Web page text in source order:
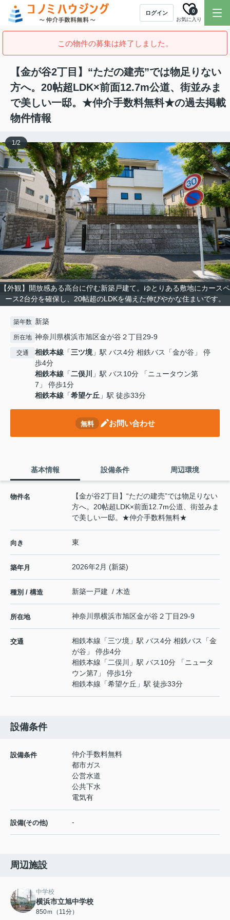
ログイン
お気に入り
0
この物件の募集は終了しました。
【金が谷2丁目】“ただの建売”では物足りない
方へ。20帖超LDK×前面12.7m公道、街並みま
で美しい一邸。★仲介手数料無料★の過去掲載
物件情報
【外観】開放感ある高台に佇む新築戸建て。ゆとりある敷地にカースペ
ース2台分を確保し、20帖超のLDKを備えた伸びやかな住まいです。
1/2
築年数 新築
所在地 神奈川県横浜市旭区金が谷２丁目29-9
交通 相鉄本線 「三ツ境」駅 バス4分 相鉄バス「金が谷」 停
歩4分
相鉄本線 「二俣川
」駅 バス10分 「ニュータウン第
7」 停歩1分
相鉄本線 「希望ケ丘 」駅 徒歩33分
無料 お問い合わせ
基本情報 設備条件 周辺環境
物件名
【金が谷2丁目】“ただの建売”では物足りない
方へ。20帖超LDK×前面12.7m公道、街並みま
で美しい一邸。★仲介手数料無料★
向き 東
築年月 2026年2月 (新築)
種別 / 構造 新築一戸建 / 木造
所在地 神奈川県横浜市旭区金が谷 ２丁目29-9
交通 相鉄本線 「三ツ境 」駅 バス4分 相鉄バス「金
が谷」 停歩4分
相鉄本線 「二俣川
」駅 バス10分 「ニュータ
ウン第7」 停歩1分
相鉄本線 「希望ケ丘 」駅 徒歩33分
設備条件
設備条件
仲介手数料無料
都市ガス
公営水道
公共下水
電気有
設備(その他) -
周辺施設
中学校
横浜市立旭中学校
850ｍ（11分）